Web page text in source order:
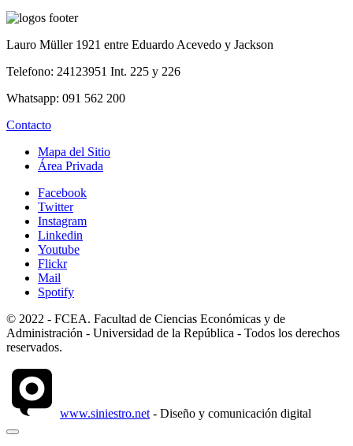
Lauro Müller 1921 entre Eduardo Acevedo y Jackson
Telefono: 24123951 Int. 225 y 226
Whatsapp: 091 562 200
Contacto
Mapa del Sitio
Área Privada
Facebook
Twitter
Instagram
Linkedin
Youtube
Flickr
Mail
Spotify
© 2022 - FCEA. Facultad de Ciencias Económicas y de
Administración - Universidad de la República - Todos los derechos
reservados.
www.siniestro.net - Diseño y comunicación digital